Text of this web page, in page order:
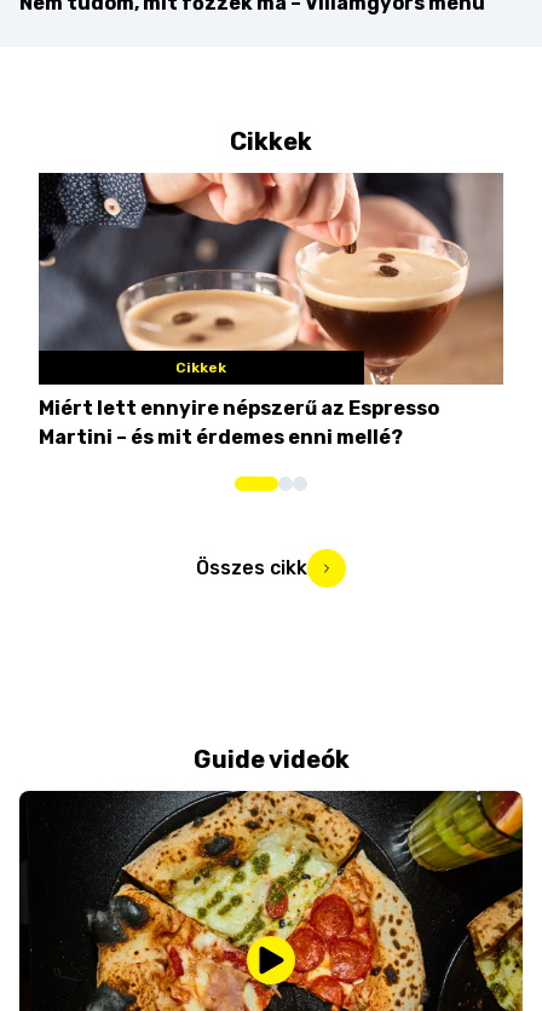
Cikkek
Cikkek
Miért lett ennyire népszerű az Espresso
Martini – és mit érdemes enni mellé?
Összes cikk
Guide videók